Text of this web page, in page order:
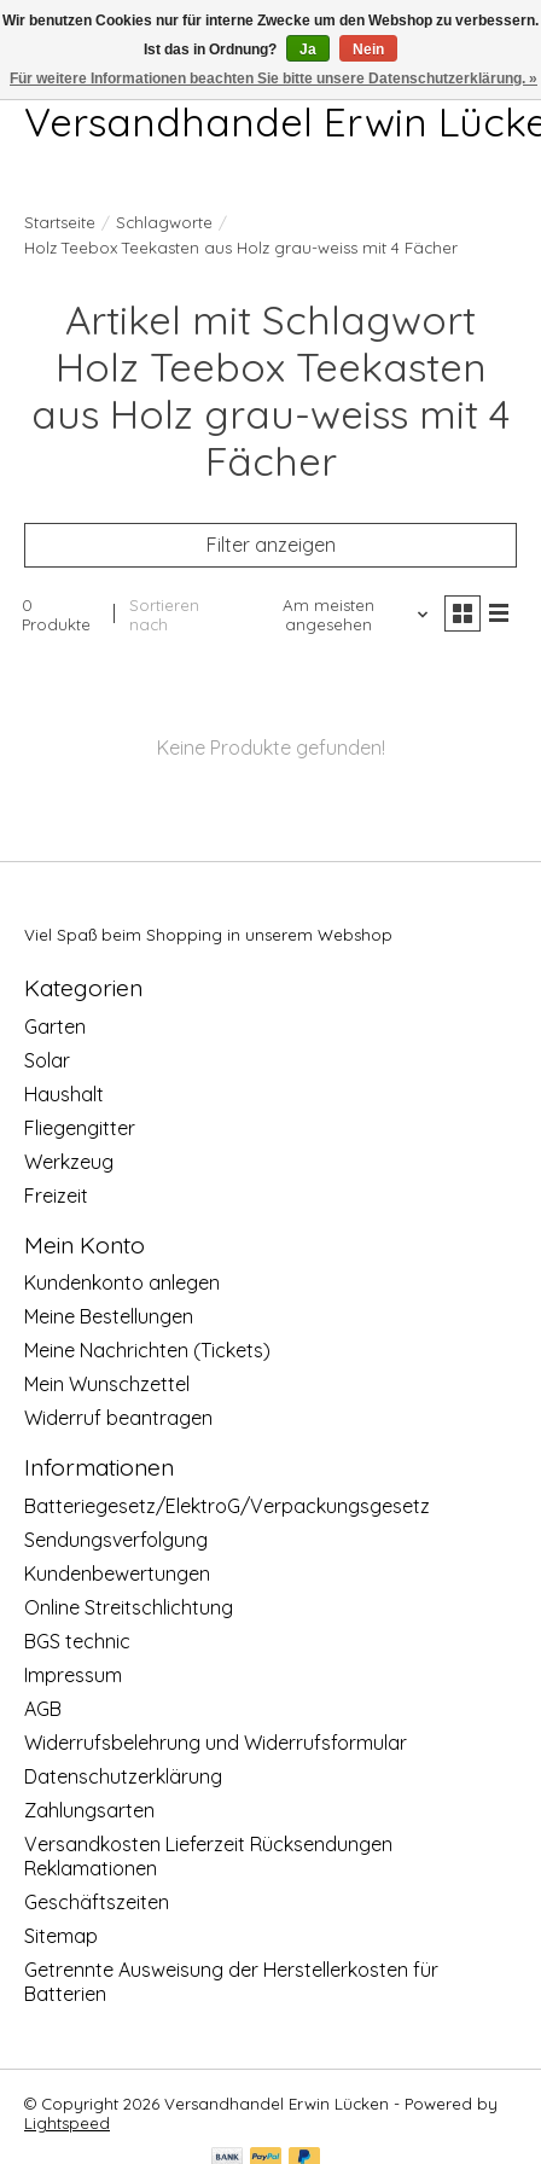
Telefon 04407 715872 MO-DO 7.00-17.00Uhr FR 7.00-13.00Uhr
Versandhandel Erwin
Startseite / Schlagworte /
Holz Teebox Teekasten aus Holz grau-weiss mit 4 Fächer
Artikel mit Schlagwort
Holz Teebox Teekasten
aus Holz grau-weiss mit 4
Fächer
Filter anzeigen
0
Produkte
Sortieren
nach
Am meisten
angesehen
Keine Produkte gefunden!
Viel Spaß beim Shopping in unserem Webshop
Kategorien
Garten
Solar
Haushalt
Fliegengitter
Werkzeug
Freizeit
Mein Konto
Kundenkonto anlegen
Meine Bestellungen
Meine Nachrichten (Tickets)
Mein Wunschzettel
Widerruf beantragen
Informationen
Batteriegesetz/ElektroG/Verpackungsgesetz
Sendungsverfolgung
Kundenbewertungen
Online Streitschlichtung
BGS technic
Impressum
AGB
Widerrufsbelehrung und Widerrufsformular
Datenschutzerklärung
Zahlungsarten
Versandkosten Lieferzeit Rücksendungen
Reklamationen
Geschäftszeiten
Sitemap
Getrennte Ausweisung der Herstellerkosten für
Batterien
© Copyright 2026 Versandhandel Erwin Lücken - Powered by
Lightspeed
Wir benutzen Cookies nur für interne Zwecke um den Webshop zu verbessern.
Ist das in Ordnung?
Ja
Nein
Für weitere Informationen beachten Sie bitte unsere Datenschutzerklärung. »